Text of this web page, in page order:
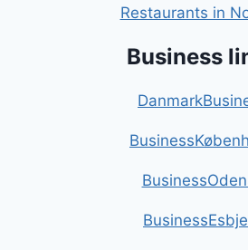
Restaurants in
Business